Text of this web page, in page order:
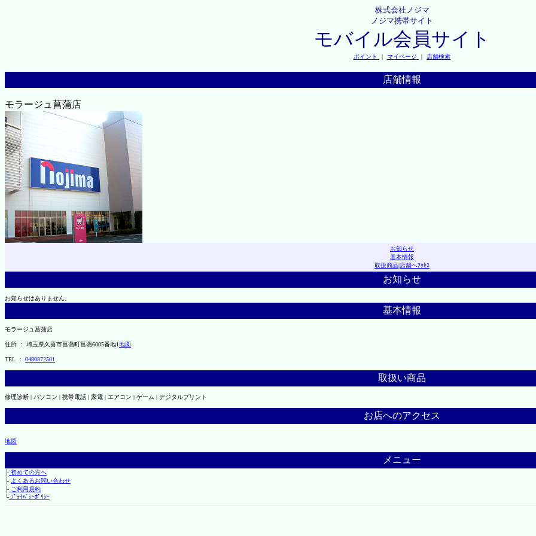
株式会社ノジマ
ノジマ携帯サイト
モバイル会員サイト
ポイント ｜ マイページ ｜ 店舗検索
店舗情報
モラージュ菖蒲店
お知らせ
基本情報
取扱商品|店舗へｱｸｾｽ
お知らせ
お知らせはありません。
基本情報
モラージュ菖蒲店
住所 ： 埼玉県久喜市菖蒲町菖蒲6005番地1地図
TEL ： 0480872501
取扱い商品
修理診断 | パソコン | 携帯電話 | 家電 | エアコン | ゲーム | デジタルプリント
お店へのアクセス
地図
メニュー
├初めての方へ
├ よくあるお問い合わせ
├ご利用規約
└ﾌﾟﾗｲﾊﾞｼｰﾎﾟﾘｼｰ